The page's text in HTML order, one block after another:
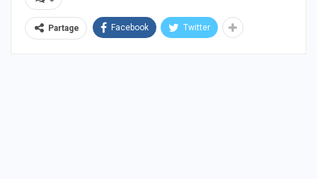
Partage Facebook Twitter